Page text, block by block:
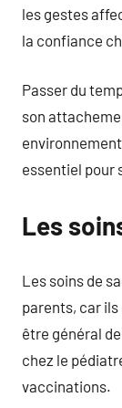
les gestes
la confiance
Passer du
son
essentiel pour
Les
Les soins de
parents, car
être général
chez le
vaccinations.